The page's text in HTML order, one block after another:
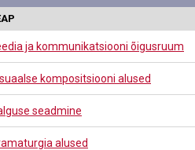
ja kommunikatsiooni õigusruum
kompositsiooni alused
seadmine
alused